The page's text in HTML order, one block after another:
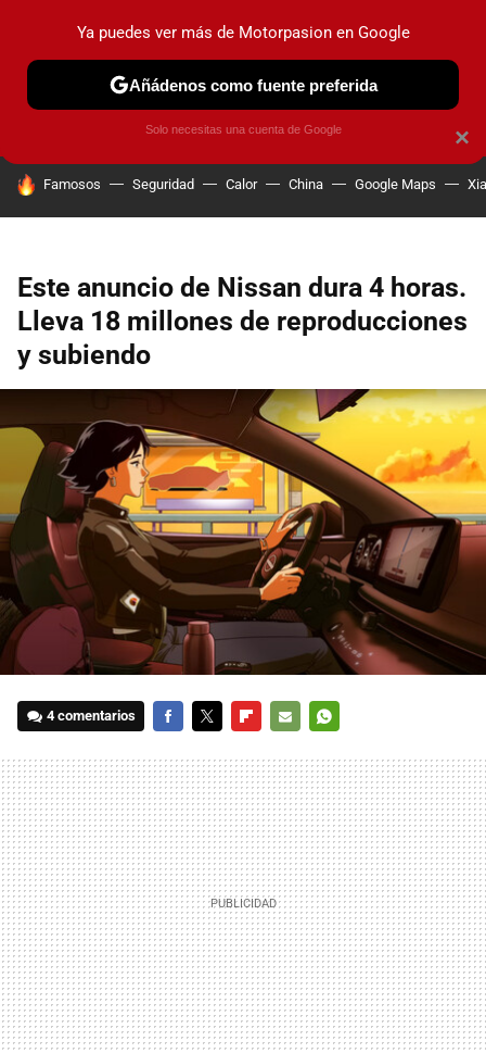
PRUEBAS COCHES ELÉCTRICOS OBSERVATORIO
HOY SE HABLA DE
Famosos Seguridad Calor China Google Maps
Este anuncio de Nissan dura 4 horas.
Lleva 18 millones de reproducciones
y subiendo
4 comentarios
MAIL
×
Ya puedes ver más de Motorpasion en Google
Añádenos como fuente preferida
Solo necesitas una cuenta de Google